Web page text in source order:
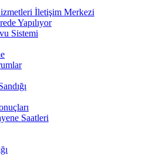
İletişim Merkezi
Yapılıyor
Sistemi
Saatleri